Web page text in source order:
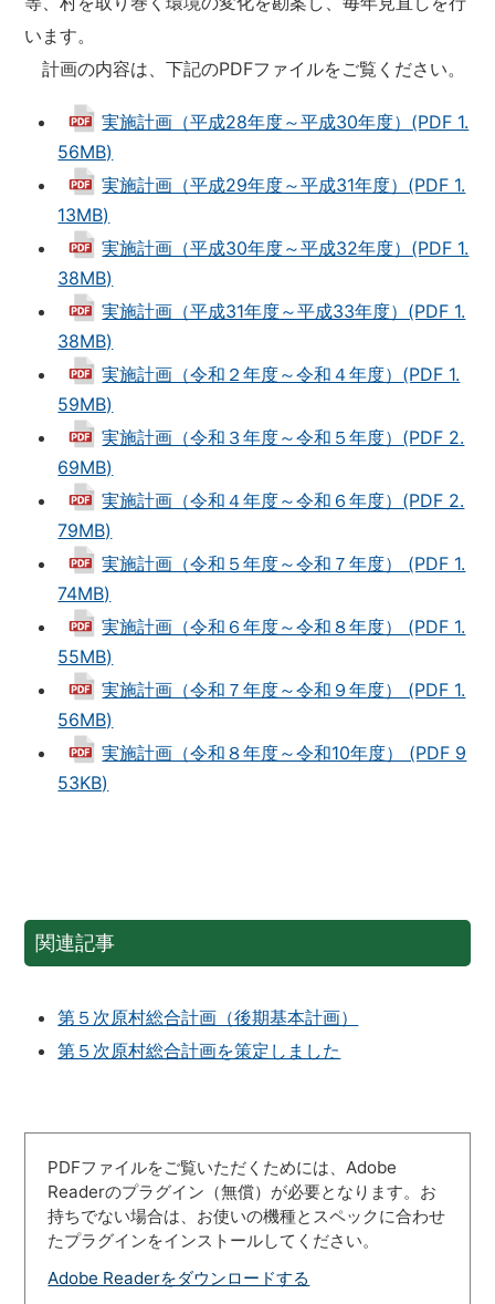
います。
計画の内容は、下記のPDFファイルをご覧ください。
実施計画（平成28年度～平成30年度）(PDF 1.
56MB)
実施計画（平成29年度～平成31年度）(PDF 1.
13MB)
実施計画（平成30年度～平成32年度）(PDF 1.
38MB)
実施計画（平成31年度～平成33年度）(PDF 1.
38MB)
実施計画（令和２年度～令和４年度）(PDF 1.
59MB)
実施計画（令和３年度～令和５年度）(PDF 2.
69MB)
実施計画（令和４年度～令和６年度）(PDF 2.
79MB)
実施計画（令和５年度～令和７年度） (PDF 1.
74MB)
実施計画（令和６年度～令和８年度） (PDF 1.
55MB)
実施計画（令和７年度～令和９年度） (PDF 1.
56MB)
実施計画（令和８年度～令和10年度） (PDF 9
53KB)
関連記事
第５次原村総合計画（後期基本計画）
第５次原村総合計画を策定しました
PDFファイルをご覧いただくためには、Adobe
Readerのプラグイン（無償）が必要となります。お
持ちでない場合は、お使いの機種とスペックに合わせ
たプラグインをインストールしてください。
Adobe Readerをダウンロードする